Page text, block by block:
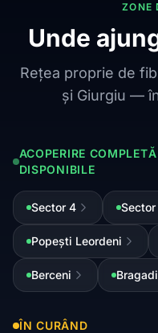
ZONE
Unde
Rețea proprie de
și Giurgiu —
ACOPERIRE
DISPONIBILE
Sector 4 Sector
Popești Leordeni
Berceni
ÎN CURÂND